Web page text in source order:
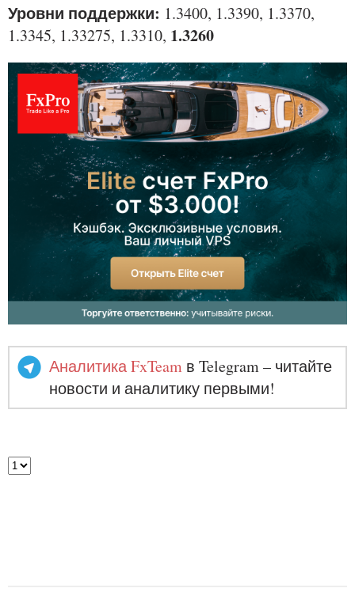
Уровни поддержки: 1.3400, 1.3390, 1.3370,
1.3345, 1.33275, 1.3310, 1.3260
Аналитика FxTeam в Telegram – читайте
новости и аналитику первыми!